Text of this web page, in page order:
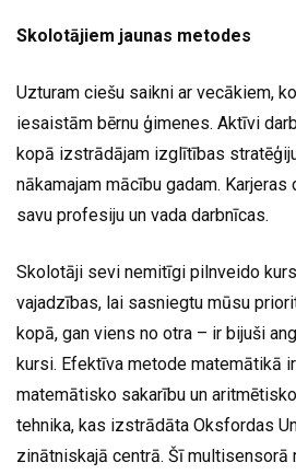
Skolotājiem jaunas metodes
Uzturam ciešu saikni ar vecākiem,
iesaistām bērnu ģimenes. Aktīvi
kopā izstrādājam izglītības
nākamajam mācību gadam.
savu profesiju un vada darbnīcas.
Skolotāji sevi nemitīgi pilnveido
vajadzības, lai sasniegtu mūsu
kopā, gan viens no otra – ir bijuši
kursi. Efektīva metode matemātikā
matemātisko sakarību un
tehnika, kas izstrādāta Oksfordas
zinātniskajā centrā. Šī